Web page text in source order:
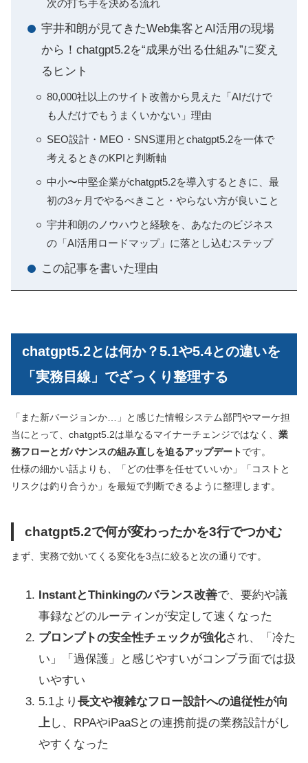
次の打ち手を決める流れ
宇井和朗が見てきたWeb集客とAI活用の現場
から！chatgpt5.2を“成果が出る仕組み”に変え
るヒント
80,000社以上のサイト改善から見えた「AIだけで
も人だけでもうまくいかない」理由
SEO設計・MEO・SNS運用とchatgpt5.2を一体で
考えるときのKPIと判断軸
中小〜中堅企業がchatgpt5.2を導入するときに、最
初の3ヶ月でやるべきこと・やらない方が良いこと
宇井和朗のノウハウと経験を、あなたのビジネス
の「AI活用ロードマップ」に落とし込むステップ
この記事を書いた理由
chatgpt5.2とは何か？5.1や5.4との違いを
「実務目線」でざっくり整理する
「また新バージョンか…」と感じた情報システム部門やマーケ担
当にとって、chatgpt5.2は単なるマイナーチェンジではなく、 業
務フローとガバナンスの組み直しを迫るアップデートです。
仕様の細かい話よりも、「どの仕事を任せていいか」「コストと
リスクは釣り合うか」を最短で判断できるように整理します。
chatgpt5.2で何が変わったかを3行でつかむ
まず、実務で効いてくる変化を3点に絞ると次の通りです。
InstantとThinkingのバランス改善で、要約や議
事録などのルーティンが安定して速くなった
プロンプトの安全性チェックが強化され、「冷た
い」「過保護」と感じやすいがコンプラ面では扱
いやすい
5.1より 長文や複雑なフロー設計への追従性が向
上し、RPAやiPaaSとの連携前提の業務設計がし
やすくなった